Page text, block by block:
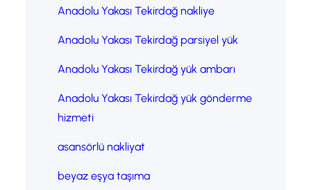
Anadolu Yakası Tekirdağ nakliye
Anadolu Yakası Tekirdağ parsiyel yük
Anadolu Yakası Tekirdağ yük ambarı
Anadolu Yakası Tekirdağ yük gönderme
hizmeti
asansörlü nakliyat
beyaz eşya taşıma